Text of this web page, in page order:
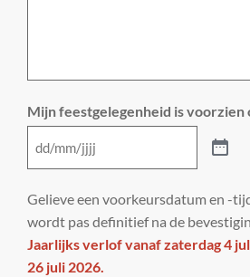
Mijn feestgelegenheid is voorzien
Gelieve een voorkeursdatum en -
wordt pas definitief na de
Jaarlijks verlof vanaf zaterdag 4
26 juli 2026.